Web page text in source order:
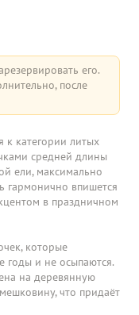
его.
после
к категории литых
средней длины
ели, максимально
гармонично впишется
в праздничном
которые
годы и не осыпаются.
на деревянную
что придаёт